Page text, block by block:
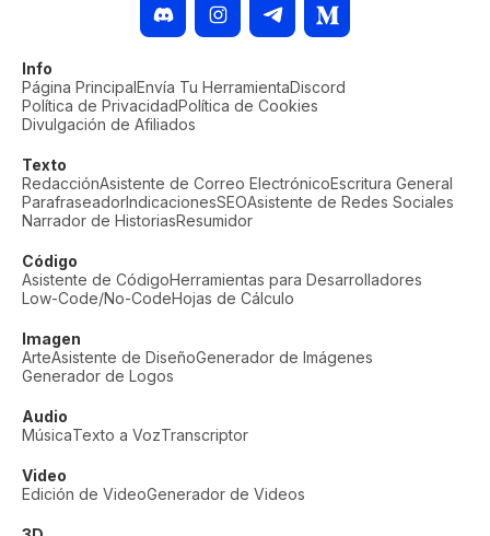
Info
Página PrincipalEnvía Tu HerramientaDiscord
Política de PrivacidadPolítica de Cookies
Divulgación de Afiliados
Texto
RedacciónAsistente de Correo ElectrónicoEscritura General
ParafraseadorIndicacionesSEOAsistente de Redes Sociales
Narrador de HistoriasResumidor
Código
Asistente de CódigoHerramientas para Desarrolladores
Low-Code/No-CodeHojas de Cálculo
Imagen
ArteAsistente de DiseñoGenerador de Imágenes
Generador de Logos
Audio
MúsicaTexto a VozTranscriptor
Video
Edición de VideoGenerador de Videos